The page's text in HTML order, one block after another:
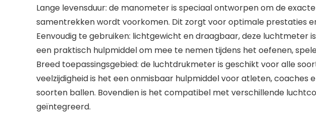
Lange levensduur: de manometer is speciaal ontworpen om de
samentrekken wordt voorkomen. Dit zorgt voor optimale prestaties
Eenvoudig te gebruiken: lichtgewicht en draagbaar, deze
een praktisch hulpmiddel om mee te nemen tijdens het oefenen,
Breed toepassingsgebied: de luchtdrukmeter is geschikt voor alle
veelzijdigheid is het een onmisbaar hulpmiddel voor atleten,
soorten ballen. Bovendien is het compatibel met verschillende
geïntegreerd.